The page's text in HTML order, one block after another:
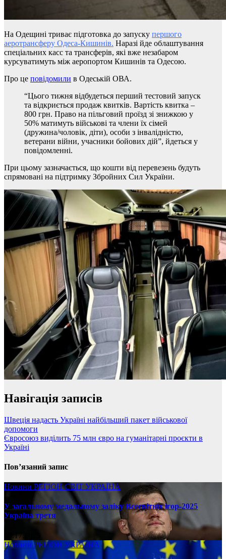
На Одещині триває підготовка до запуску першого
аеротрансферу Одеса-Кишинів. Наразі йде облаштування
спеціальних касс та трансферів, які вже незабаром
курсуватимуть між аеропортом Кишинів та Одесою.
Про це повідомили в Одеській ОВА.
“Цього тижня відбудеться перший тестовий запуск
та відкриється продаж квитків. Вартість квитка –
800 грн. Право на пільговий проїзд зі знижкою у
50% матимуть військові та члени їх сімей
(дружина/чоловік, діти), особи з інвалідністю,
ветерани війни, учасники бойових дій”, йдеться у
повідомленні.
При цьому зазначається, що кошти від перевезень будуть
спрямовані на підтримку Збройних Сил України.
Навігація записів
Швеція надасть Україні найбільший пакет військової
допомоги
Євросоюз виділить 75 млн євро на гуманітарні проєкти в
Україні
Пов’язаний запис
Новини РЕГІОНСВІТ УКРАЇНА
У загальному медальному заліку Всесвітніх ігор-2025
Україна третя
08.17.2025
НовиниРЕГІОН УКРАЇНА